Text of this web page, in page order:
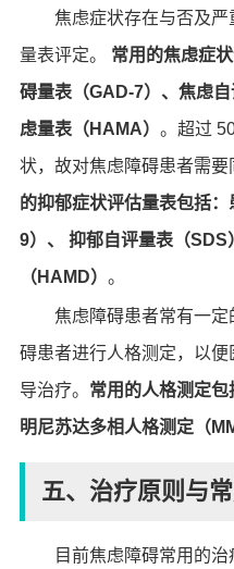
焦虑症状存在与否及
量表评定。 常用的焦虑症
碍量表（GAD-7）、焦虑
虑量表（HAMA） 。超过
状，故对焦虑障碍患者需要
的抑郁症状评估量表包括
9）、 抑郁自评量表（
（HAMD） 。
焦虑障碍患者常有一
碍患者进行人格测定，以
导治疗。 常用的人格测定包
明尼苏达多相人格测定（
五、治疗原则与
目前焦虑障碍常用的